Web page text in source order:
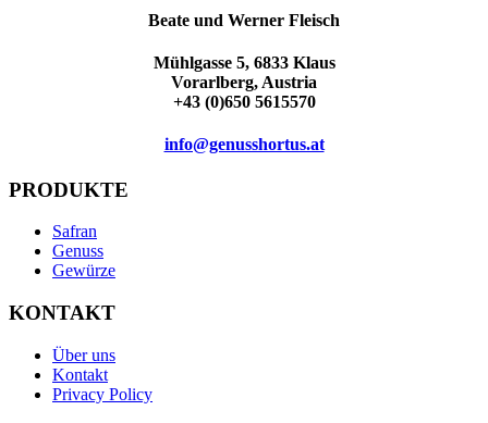
Beate und Werner Fleisch
Mühlgasse 5, 6833 Klaus
Vorarlberg, Austria
+43 (0)650 5615570
info@genusshortus.at
PRODUKTE
Safran
Genuss
Gewürze
KONTAKT
Über uns
Kontakt
Privacy Policy